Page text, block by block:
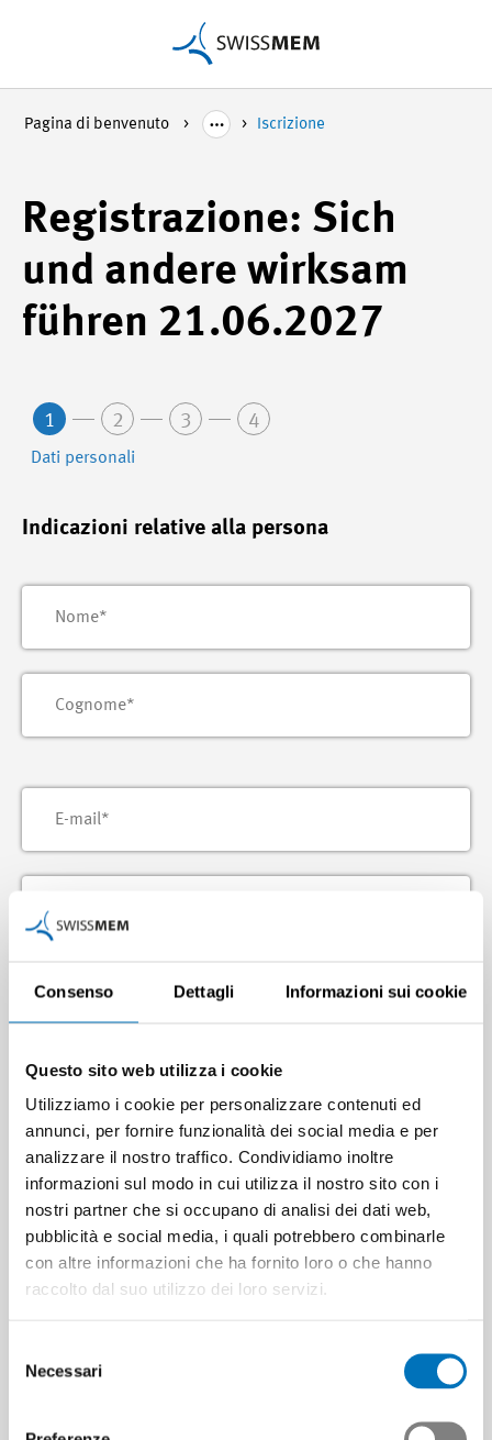
Consenso Dettagli Informazioni sui cookie
Questo sito web utilizza i cookie
Utilizziamo i cookie per personalizzare contenuti ed
annunci, per fornire funzionalità dei social media e per
analizzare il nostro traffico. Condividiamo inoltre
informazioni sul modo in cui utilizza il nostro sito con i
nostri partner che si occupano di analisi dei dati web,
pubblicità e social media, i quali potrebbero combinarle
con altre informazioni che ha fornito loro o che hanno
raccolto dal suo utilizzo dei loro servizi.
delNecessari
Pagina di benvenuto Iscrizione
Registrazione: Sich
und andere wirksam
führen 21.06.2027
1 2 3 4
Dati personali
Indicazioni relative alla persona